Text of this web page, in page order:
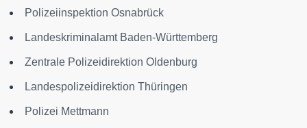
Polizeiinspektion Osnabrück
Landeskriminalamt Baden-Württemberg
Zentrale Polizeidirektion Oldenburg
Landespolizeidirektion Thüringen
Polizei Mettmann